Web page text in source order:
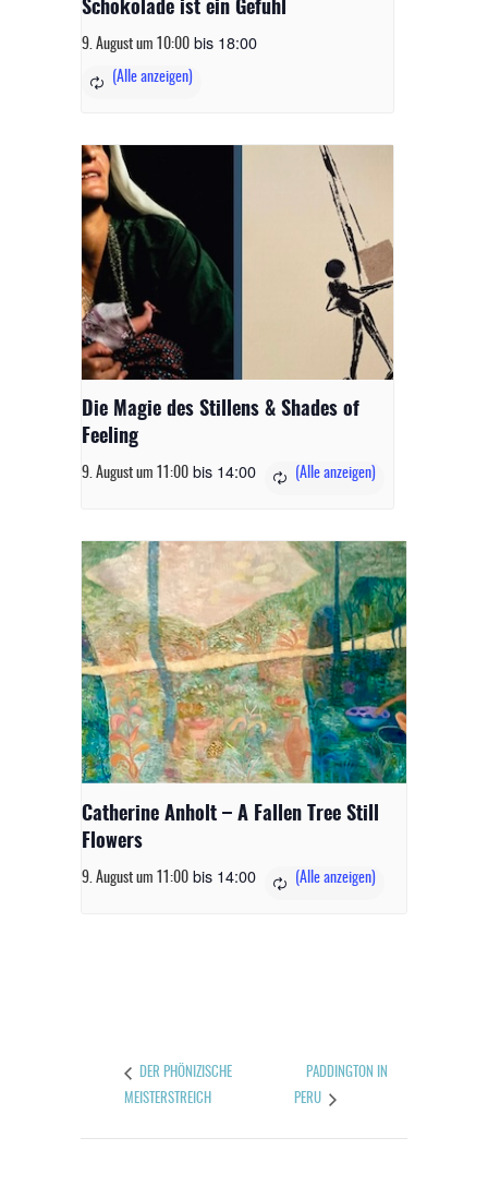
Schokolade ist ein Gefühl
9. August um 10:00 bis 18:00
Die Magie des Stillens & Shades of
Feeling
9. August um 11:00 bis 14:00
Catherine Anholt – A Fallen Tree Still
Flowers
9. August um 11:00 bis 14:00
DER PHÖNIZISCHE
MEISTERSTREICH
PADDINGTON IN
PERU